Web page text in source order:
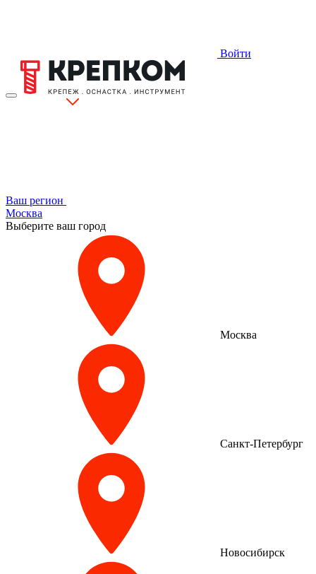
Войти
Ваш регион
Москва
Выберите ваш город
Москва
Санкт-Петербург
Новосибирск